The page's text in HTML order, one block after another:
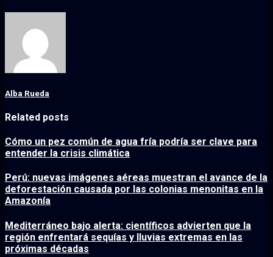
Alba Rueda
Related posts
Cómo un pez común de agua fría podría ser clave para
entender la crisis climática
Perú: nuevas imágenes aéreas muestran el avance de la
deforestación causada por las colonias menonitas en la
Amazonía
Mediterráneo bajo alerta: científicos advierten que la
región enfrentará sequías y lluvias extremas en las
próximas décadas